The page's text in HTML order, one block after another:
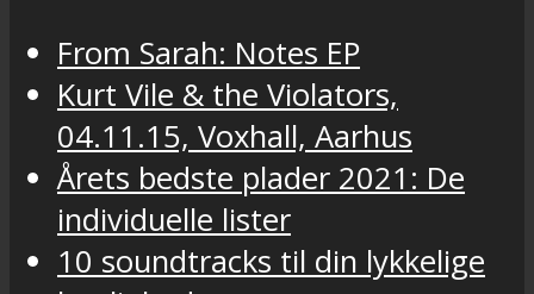
From Sarah: Notes EP
Kurt Vile & the Violators,
04.11.15, Voxhall, Aarhus
Årets bedste plader 2021: De
individuelle lister
10 soundtracks til din lykkelige